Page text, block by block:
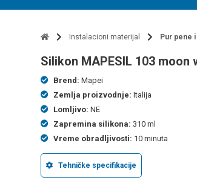
Instalacioni materijal Pur pene
silikon MAPESIL 103 moon
Brend: Mapei
Zemlja proizvodnje: Italija
Lomljivo: NE
Zapremina silikona: 310 ml
Vreme obradljivosti: 10 minuta
Tehničke specifikacije